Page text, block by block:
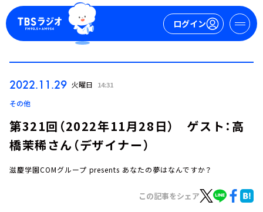
ログイン
2022.11.29 火曜日 14:31
その他
第321回（2022年11月28日） ゲスト：高
橋茉稀さん（デザイナー）
滋慶学園COMグループ presents あなたの夢はなんですか？
この記事をシェア